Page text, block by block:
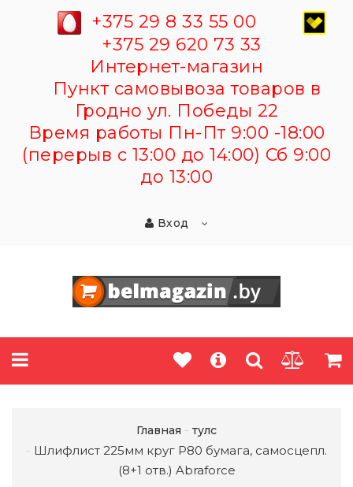
+375 29 8 33 55 00
+375 29 620 73 33
Интернет-магазин
Пункт самовывоза товаров в
Гродно ул. Победы 22
Время работы Пн-Пт 9:00 -18:00
(перерыв с 13:00 до 14:00) Сб 9:00
до 13:00
Вход
Главная тулс
Шлифлист 225мм круг P80 бумага, самосцепл.
(8+1 отв.) Abraforce